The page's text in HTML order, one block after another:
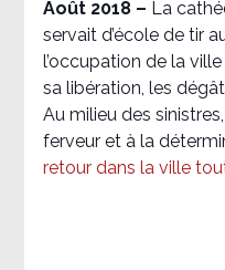
Août 2018 – La
servait d’école de tir
l’occupation de la
sa libération, les
Au milieu des
ferveur et à la
retour dans la ville